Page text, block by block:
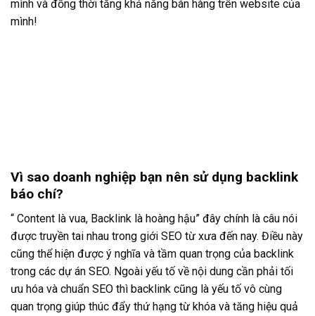
mình và đồng thời tăng khả năng bán hàng trên website của
mình!
Vì sao doanh nghiệp bạn nên sử dụng backlink
báo chí?
“ Content là vua, Backlink là hoàng hậu” đây chính là câu nói
được truyền tai nhau trong giới SEO từ xưa đến nay. Điều này
cũng thể hiện được ý nghĩa và tầm quan trọng của backlink
trong các dự án SEO. Ngoài yếu tố về nội dung cần phải tối
ưu hóa và chuẩn SEO thì backlink cũng là yếu tố vô cùng
quan trọng giúp thúc đẩy thứ hạng từ khóa và tăng hiệu quả